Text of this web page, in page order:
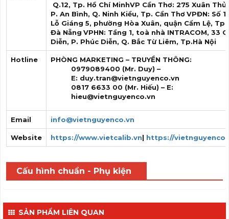
Q.12, Tp. Hồ Chí MinhVP Cần Thơ: 275 Xuân
P. An Bình, Q. Ninh Kiều, Tp. Cần Thơ VPĐN: Số
Lỗ Giáng 5, phường Hòa Xuân, quận Cẩm Lệ, Tp.
Đà Nẵng VPHN: Tầng 1, toà nhà INTRACOM, 33
Diễn, P. Phúc Diễn, Q. Bắc Từ Liêm, Tp.Hà Nội
Hotline
PHÒNG MARKETING – TRUYỀN THÔNG:
0979089400 (Mr. Duy) –
E: duy.tran@vietnguyenco.vn
0817 6633 00 (Mr. Hiếu) – E:
hieu@vietnguyenco.vn
Email info@vietnguyenco.vn
Website https://www.vietcalib.vn| https://
Cấu hình chuẩn - Phụ kiện
SẢN PHẨM LIÊN QUAN